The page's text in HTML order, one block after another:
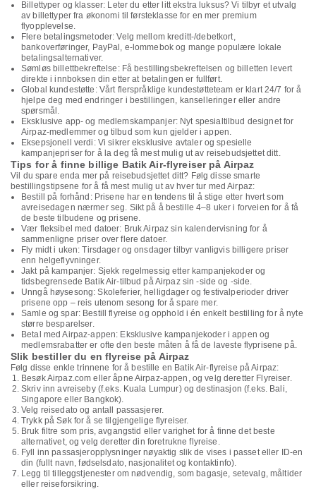
Billettyper og klasser: Leter du etter litt ekstra luksus? Vi tilbyr et utvalg
av billettyper fra økonomi til førsteklasse for en mer premium
flyopplevelse.
Flere betalingsmetoder: Velg mellom kreditt-/debetkort,
bankoverføringer, PayPal, e-lommebok og mange populære lokale
betalingsalternativer.
Sømløs billettbekreftelse: Få bestillingsbekreftelsen og billetten levert
direkte i innboksen din etter at betalingen er fullført.
Global kundestøtte: Vårt flerspråklige kundestøtteteam er klart 24/7 for å
hjelpe deg med endringer i bestillingen, kanselleringer eller andre
spørsmål.
Eksklusive app- og medlemskampanjer: Nyt spesialtilbud designet for
Airpaz-medlemmer og tilbud som kun gjelder i appen.
Eksepsjonell verdi: Vi sikrer eksklusive avtaler og spesielle
kampanjepriser for å la deg få mest mulig ut av reisebudsjettet ditt.
Tips for å finne billige Batik Air-flyreiser på Airpaz
Vil du spare enda mer på reisebudsjettet ditt? Følg disse smarte
bestillingstipsene for å få mest mulig ut av hver tur med Airpaz:
Bestill på forhånd: Prisene har en tendens til å stige etter hvert som
avreisedagen nærmer seg. Sikt på å bestille 4–8 uker i forveien for å få
de beste tilbudene og prisene.
Vær fleksibel med datoer: Bruk Airpaz sin kalendervisning for å
sammenligne priser over flere datoer.
Fly midt i uken: Tirsdager og onsdager tilbyr vanligvis billigere priser
enn helgeflyvninger.
Jakt på kampanjer: Sjekk regelmessig etter kampanjekoder og
tidsbegrensede Batik Air-tilbud på Airpaz sin -side og -side.
Unngå høysesong: Skoleferier, helligdager og festivalperioder driver
prisene opp – reis utenom sesong for å spare mer.
Samle og spar: Bestill flyreise og opphold i én enkelt bestilling for å nyte
større besparelser.
Betal med Airpaz-appen: Eksklusive kampanjekoder i appen og
medlemsrabatter er ofte den beste måten å få de laveste flyprisene på.
Slik bestiller du en flyreise på Airpaz
Følg disse enkle trinnene for å bestille en Batik Air-flyreise på Airpaz:
Besøk Airpaz.com eller åpne Airpaz-appen, og velg deretter Flyreiser.
Skriv inn avreiseby (f.eks. Kuala Lumpur) og destinasjon (f.eks. Bali,
Singapore eller Bangkok).
Velg reisedato og antall passasjerer.
Trykk på Søk for å se tilgjengelige flyreiser.
Bruk filtre som pris, avgangstid eller varighet for å finne det beste
alternativet, og velg deretter din foretrukne flyreise.
Fyll inn passasjeropplysninger nøyaktig slik de vises i passet eller ID-en
din (fullt navn, fødselsdato, nasjonalitet og kontaktinfo).
Legg til tilleggstjenester om nødvendig, som bagasje, setevalg, måltider
eller reiseforsikring.